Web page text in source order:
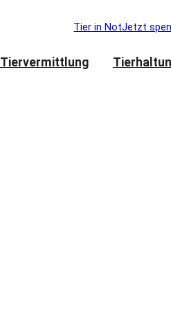
Tier in NotJetzt
Tiervermittlung